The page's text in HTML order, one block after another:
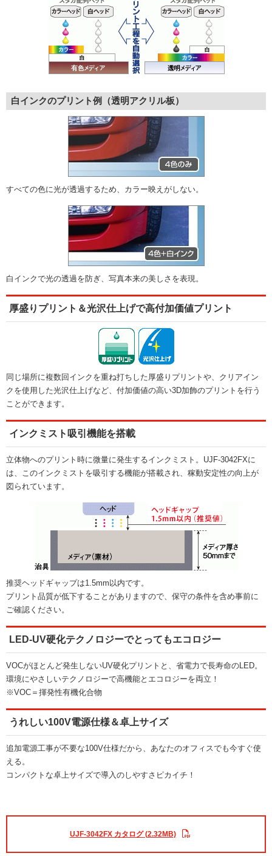
白インクのプリント例（透明アクリル板）
すべての色に光が透過するため、カラー映えがしない。
白インクで光の透過を防ぎ、写真本来の美しさを表現。
厚盛りプリント＆光沢仕上げで高付加価値プリント
同じ場所に複数回インクを重ね打ちした厚盛りプリントや、クリアイン
クを使用した光沢仕上げなど、付加価値の高い3D加飾のプリントを行う
ことができます。
インクミスト吸引機能を搭載
立体物へのプリント時に微量に発生するインクミスト。UJF-3042FXに
は、このインクミストを吸引する機能が搭載され、稼動安定性の向上が
図られています。
推奨ヘッドギャップは1.5mm以内です。
プリント品質が低下することがありますので、保守の条件を含め事前に
ご確認ください。
LED-UV硬化テクノロジーでとってもエコロジー
VOCがほとんど発生しないUV硬化プリントと、省電力で長寿命のLED。
環境にやさしいテクノロジーで高機能とエコロジーを両立！
※VOC＝揮発性有機化合物
うれしい100V電源仕様＆卓上サイズ
追加電源工事が不要な100V仕様だから、あなたのオフィスでも今すぐ使
える。
コンパクトな卓上サイズで導入のしやすさピカイチ！
UJF-3042FX カタログ (2.32MB)